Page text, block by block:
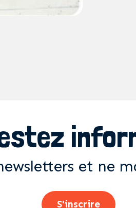
et ne
S'inscrire